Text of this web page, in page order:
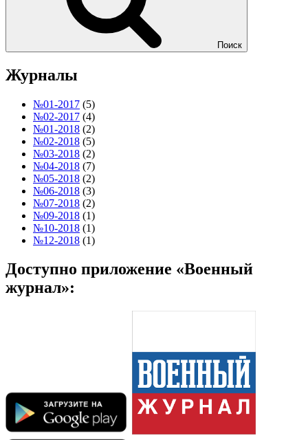
Поиск
Журналы
№01-2017 (5)
№02-2017 (4)
№01-2018 (2)
№02-2018 (5)
№03-2018 (2)
№04-2018 (7)
№05-2018 (2)
№06-2018 (3)
№07-2018 (2)
№09-2018 (1)
№10-2018 (1)
№12-2018 (1)
Доступно приложение «Военный
журнал»: